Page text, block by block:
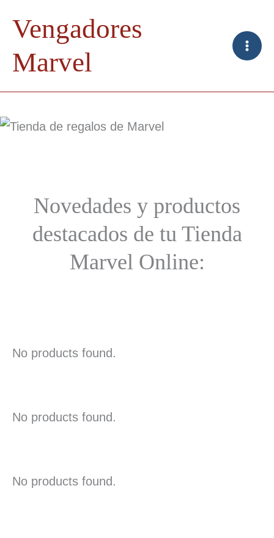
Vengadores
Marvel
Novedades y productos
destacados de tu Tienda
Marvel Online:
No products found.
No products found.
No products found.